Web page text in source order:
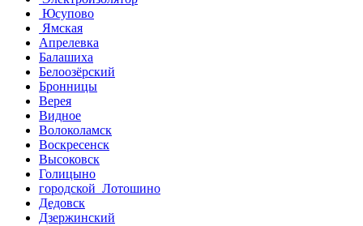
Юсупово
Ямская
Апрелевка
Балашиха
Белоозёрский
Бронницы
Верея
Видное
Волоколамск
Воскресенск
Высоковск
Голицыно
городской Лотошино
Дедовск
Дзержинский